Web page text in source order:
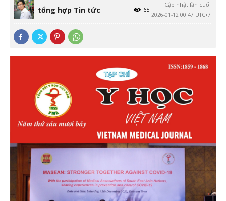
tổng hợp Tin tức
Cập nhật lần cuối
2026-01-12 00:47 UTC+7
65